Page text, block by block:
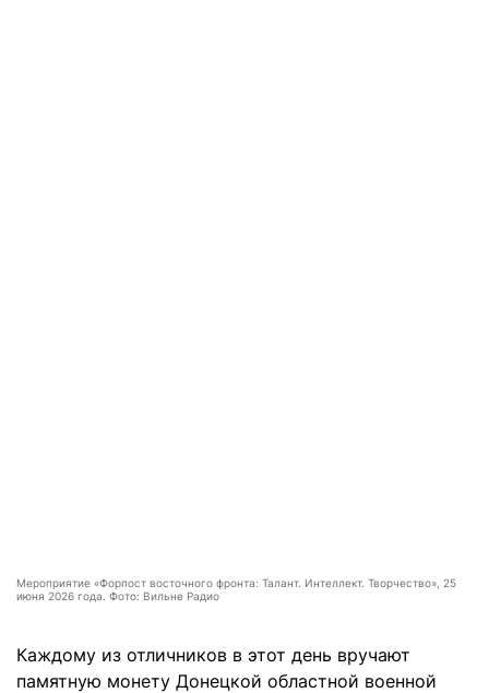
Мероприятие «Форпост восточного фронта: Талант. Интеллект. Творчество», 25
июня 2026 года. Фото: Вильне Радио
Каждому из отличников в этот день вручают
памятную монету Донецкой областной военной